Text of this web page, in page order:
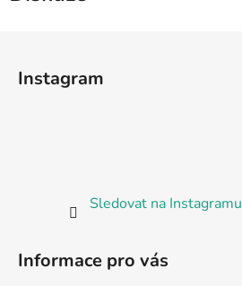
Instagram
Sledovat na Instagramu
Informace pro vás